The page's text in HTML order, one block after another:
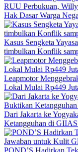
RUU Perbukuan,
Hak Dasar Warga
Kasus Sengketa
timbulkan Konflik
Leapmotor
Lokal Mulai Rp449
Dari Jakarta ke
Ketangguhan di
POND’S Hadirkan